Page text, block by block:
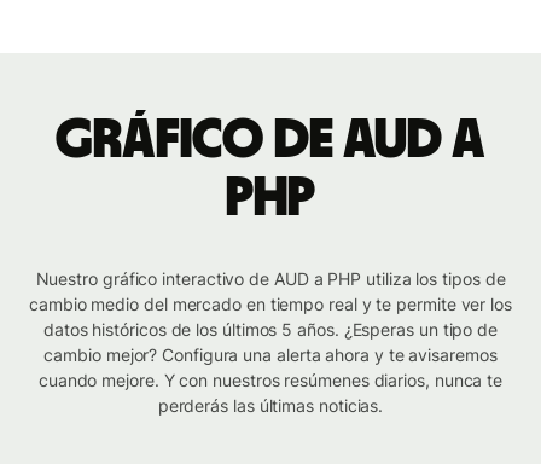
Gráfico de AUD a
PHP
Nuestro gráfico interactivo de AUD a PHP utiliza los tipos de
cambio medio del mercado en tiempo real y te permite ver los
datos históricos de los últimos 5 años. ¿Esperas un tipo de
cambio mejor? Configura una alerta ahora y te avisaremos
cuando mejore. Y con nuestros resúmenes diarios, nunca te
perderás las últimas noticias.